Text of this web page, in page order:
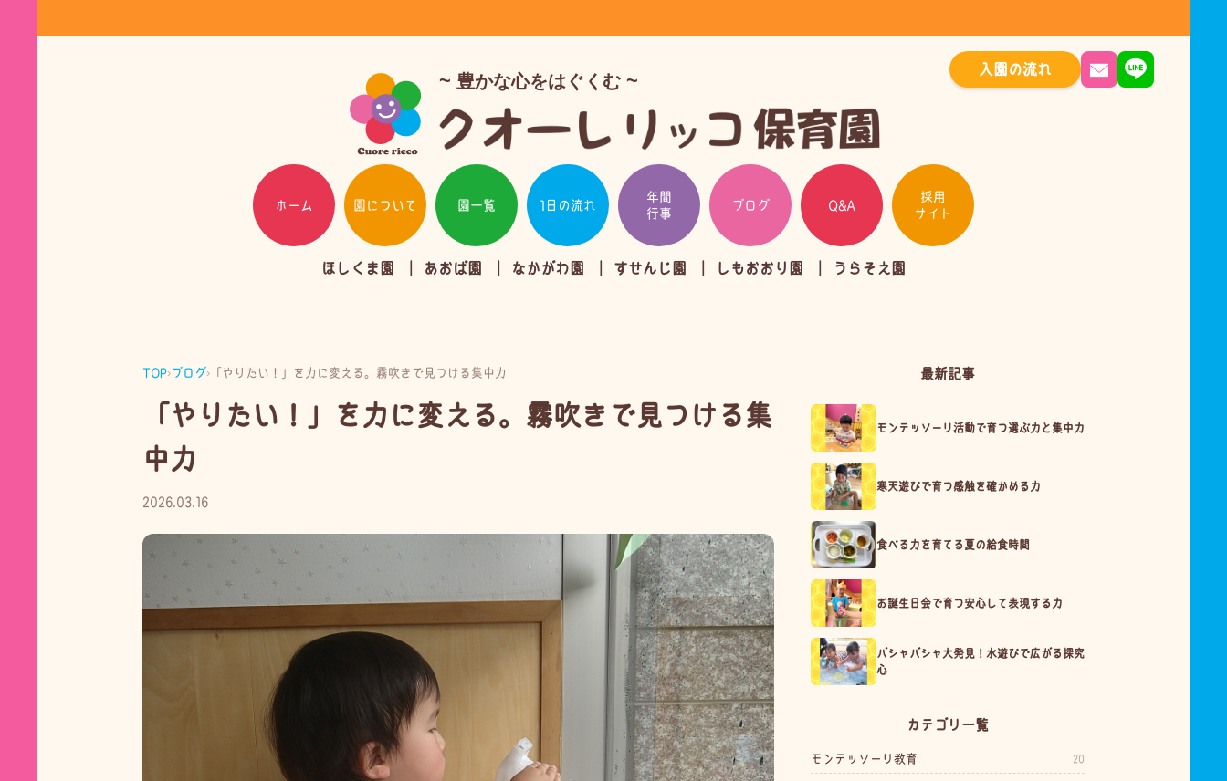
入園の流れ
豊かな心をはぐくむ
ホーム 園について 園一覧 1日の流れ
年間
行事
ブログ Q&A
採用
サイト
ほしくま園 あおば園 なかがわ園 すせんじ園 しもおおり園 うらそえ園
TOP›ブログ › 「やりたい！」を力に変える。霧吹きで見つける集中力
「やりたい！」を力に変える。霧吹きで見つける集
中力
2026.03.16
最新記事
モンテッソーリ活動で育つ選ぶ力と集中力
寒天遊びで育つ感触を確かめる力
食べる力を育てる夏の給食時間
お誕生日会で育つ安心して表現する力
バシャバシャ大発見！水遊びで広がる探究
心
カテゴリ一覧
モンテッソーリ教育 20